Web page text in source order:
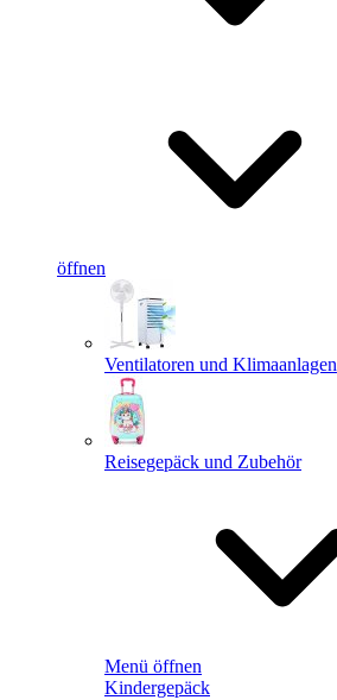
öffnen
Ventilatoren und Klimaanlagen
Reisegepäck und Zubehör
Menü öffnen
Kindergepäck